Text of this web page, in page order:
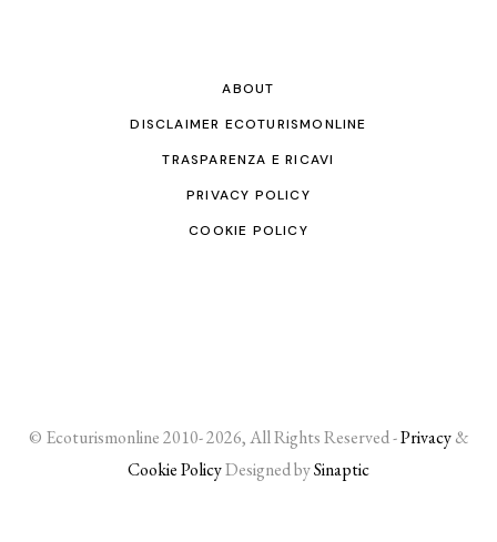
ABOUT
DISCLAIMER ECOTURISMONLINE
TRASPARENZA E RICAVI
PRIVACY POLICY
COOKIE POLICY
© Ecoturismonline 2010- 2026, All Rights Reserved -Privacy&
Cookie PolicyDesigned bySinaptic